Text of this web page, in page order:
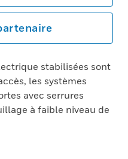
stabilisées sont
les systèmes
avec serrures
à faible niveau de